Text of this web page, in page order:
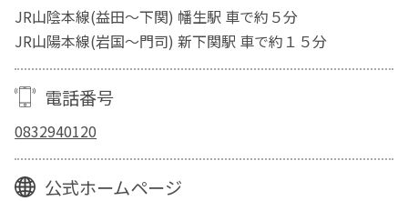
JR山陰本線(益田～下関) 幡生駅 車で約５分
JR山陽本線(岩国～門司) 新下関駅 車で約１５分
電話番号
0832940120
公式ホームページ